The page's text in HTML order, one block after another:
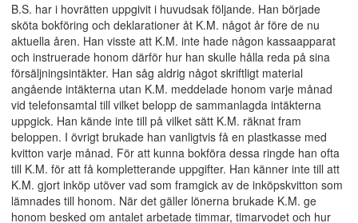
B.S. har i hovrätten uppgivit i huvudsak följande. Han började
sköta bokföring och deklarationer åt K.M. något år före de nu
aktuella åren. Han visste att K.M. inte hade någon kassaapparat
och instruerade honom därför hur han skulle hålla reda på sina
försäljningsintäkter. Han såg aldrig något skriftligt material
angående intäkterna utan K.M. meddelade honom varje månad
vid telefonsamtal till vilket belopp de sammanlagda intäkterna
uppgick. Han kände inte till på vilket sätt K.M. räknat fram
beloppen. I övrigt brukade han vanligtvis få en plastkasse med
kvitton varje månad. För att kunna bokföra dessa ringde han ofta
till K.M. för att få kompletterande uppgifter. Han känner inte till att
K.M. gjort inköp utöver vad som framgick av de inköpskvitton som
lämnades till honom. När det gäller lönerna brukade K.M. ge
honom besked om antalet arbetade timmar, timarvodet och hur